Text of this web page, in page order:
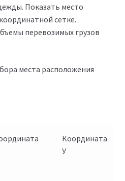
Показать место
сетке.
перевозимых грузов
места расположения
Координата
У